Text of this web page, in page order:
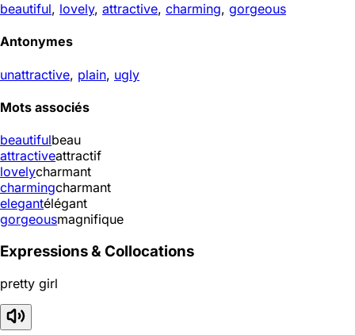
beautiful, lovely, attractive, charming, gorgeous
Antonymes
unattractive, plain, ugly
Mots associés
beautifulbeau
attractiveattractif
lovelycharmant
charmingcharmant
elegantélégant
gorgeousmagnifique
Expressions & Collocations
pretty girl